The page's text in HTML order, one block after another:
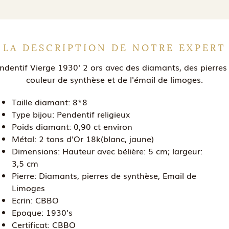
LA DESCRIPTION DE NOTRE EXPERT
Vierge 1930' 2 ors avec des diamants, des
couleur de synthèse et de l'émail de limoges.
Taille diamant: 8*8
Type bijou: Pendentif religieux
Poids diamant: 0,90 ct environ
Métal: 2 tons d'Or 18k(blanc, jaune)
Dimensions: Hauteur avec bélière: 5 cm; largeur:
3,5 cm
Pierre: Diamants, pierres de synthèse, Email de
Limoges
Ecrin: CBBO
Epoque: 1930's
Certificat: CBBO